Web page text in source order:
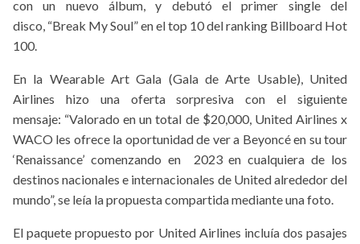
con un nuevo álbum, y debutó el primer single del
disco, “Break My Soul” en el top 10 del ranking Billboard Hot
100.
En la Wearable Art Gala (Gala de Arte Usable), United
Airlines hizo una oferta sorpresiva con el siguiente
mensaje: “Valorado en un total de $20,000, United Airlines x
WACO les ofrece la oportunidad de ver a Beyoncé en su tour
‘Renaissance’ comenzando en 2023 en cualquiera de los
destinos nacionales e internacionales de United alrededor del
mundo”, se leía la propuesta compartida mediante una foto.
El paquete propuesto por United Airlines incluía dos pasajes